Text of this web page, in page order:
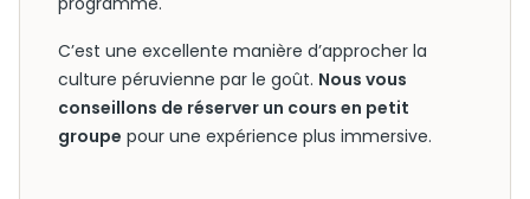
C’est une excellente manière d’approcher la
culture péruvienne par le goût. Nous vous
conseillons de réserver un cours en petit
groupe pour une expérience plus immersive.